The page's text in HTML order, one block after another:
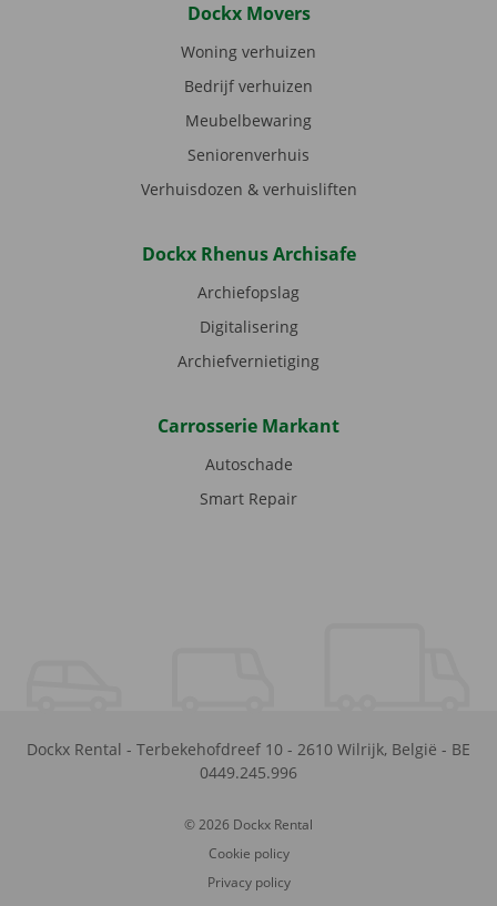
Dockx Movers
Woning verhuizen
Bedrijf verhuizen
Meubelbewaring
Seniorenverhuis
Verhuisdozen & verhuisliften
Dockx Rhenus Archisafe
Archiefopslag
Digitalisering
Archiefvernietiging
Carrosserie Markant
Autoschade
Smart Repair
Dockx Rental - Terbekehofdreef 10 - 2610 Wilrijk, België - BE
0449.245.996
© 2026 Dockx Rental
Cookie policy
Privacy policy